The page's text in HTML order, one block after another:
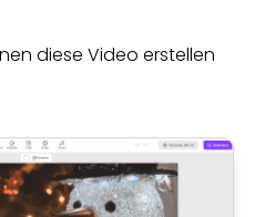
diese Video erstellen